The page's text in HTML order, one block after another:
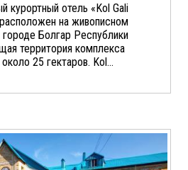
курортный отель «Kol Gali
на живописном
городе Болгар Республики
территория комплекса
25 гектаров. Kol...